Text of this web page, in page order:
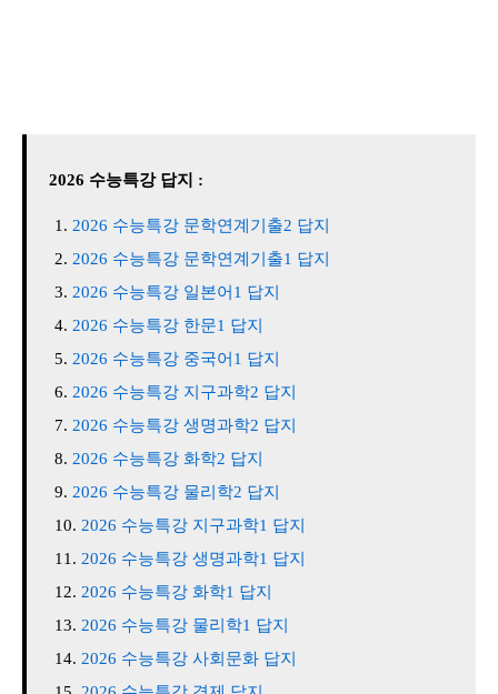
2026 수능특강 답지 :
2026 수능특강 문학연계기출2 답지
2026 수능특강 문학연계기출1 답지
2026 수능특강 일본어1 답지
2026 수능특강 한문1 답지
2026 수능특강 중국어1 답지
2026 수능특강 지구과학2 답지
2026 수능특강 생명과학2 답지
2026 수능특강 화학2 답지
2026 수능특강 물리학2 답지
2026 수능특강 지구과학1 답지
2026 수능특강 생명과학1 답지
2026 수능특강 화학1 답지
2026 수능특강 물리학1 답지
2026 수능특강 사회문화 답지